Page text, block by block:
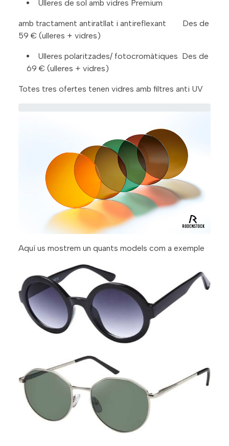
Ulleres de sol amb vidres Premium
amb tractament antiratllat i antireflexant Des de
59 € (ulleres + vidres)
Ulleres polaritzades/ fotocromàtiques Des de
69 € (ulleres + vidres)
Totes tres ofertes tenen vidres amb filtres anti UV
Aquí us mostrem un quants models com a exemple